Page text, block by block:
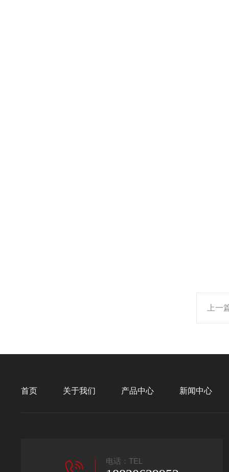
上一
首页 关于我们 产品中心 新闻中心
电话：TEL